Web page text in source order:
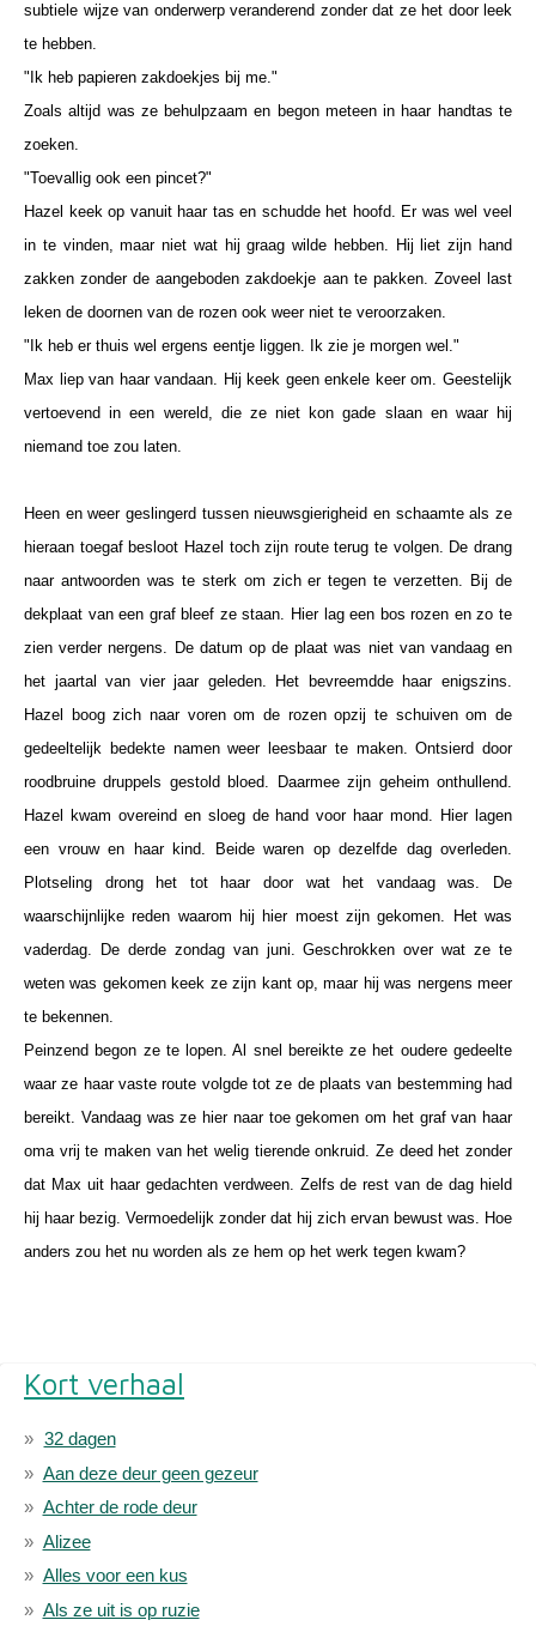
subtiele wijze van onderwerp veranderend zonder dat ze het door leek
te hebben.
"Ik heb papieren zakdoekjes bij me."
Zoals altijd was ze behulpzaam en begon meteen in haar handtas te
zoeken.
"Toevallig ook een pincet?"
Hazel keek op vanuit haar tas en schudde het hoofd. Er was wel veel
in te vinden, maar niet wat hij graag wilde hebben. Hij liet zijn hand
zakken zonder de aangeboden zakdoekje aan te pakken. Zoveel last
leken de doornen van de rozen ook weer niet te veroorzaken.
"Ik heb er thuis wel ergens eentje liggen. Ik zie je morgen wel."
Max liep van haar vandaan. Hij keek geen enkele keer om. Geestelijk
vertoevend in een wereld, die ze niet kon gade slaan en waar hij
niemand toe zou laten.
Heen en weer geslingerd tussen nieuwsgierigheid en schaamte als ze
hieraan toegaf besloot Hazel toch zijn route terug te volgen. De drang
naar antwoorden was te sterk om zich er tegen te verzetten. Bij de
dekplaat van een graf bleef ze staan. Hier lag een bos rozen en zo te
zien verder nergens. De datum op de plaat was niet van vandaag en
het jaartal van vier jaar geleden. Het bevreemdde haar enigszins.
Hazel boog zich naar voren om de rozen opzij te schuiven om de
gedeeltelijk bedekte namen weer leesbaar te maken. Ontsierd door
roodbruine druppels gestold bloed. Daarmee zijn geheim onthullend.
Hazel kwam overeind en sloeg de hand voor haar mond. Hier lagen
een vrouw en haar kind. Beide waren op dezelfde dag overleden.
Plotseling drong het tot haar door wat het vandaag was. De
waarschijnlijke reden waarom hij hier moest zijn gekomen. Het was
vaderdag. De derde zondag van juni. Geschrokken over wat ze te
weten was gekomen keek ze zijn kant op, maar hij was nergens meer
te bekennen.
Peinzend begon ze te lopen. Al snel bereikte ze het oudere gedeelte
waar ze haar vaste route volgde tot ze de plaats van bestemming had
bereikt. Vandaag was ze hier naar toe gekomen om het graf van haar
oma vrij te maken van het welig tierende onkruid. Ze deed het zonder
dat Max uit haar gedachten verdween. Zelfs de rest van de dag hield
hij haar bezig. Vermoedelijk zonder dat hij zich ervan bewust was. Hoe
anders zou het nu worden als ze hem op het werk tegen kwam?
Kort verhaal
32 dagen
Aan deze deur geen gezeur
Achter de rode deur
Alizee
Alles voor een kus
Als ze uit is op ruzie